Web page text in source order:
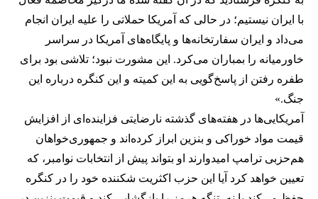
با ایران نیستیم؛ در حالی که آمریکا حملاتی را علیه ایران انجام
می‌داد و ایران سفارتخانه‌ها و پایگاه‌های آمریکا در سراسر
خاورمیانه را بمباران می‌کرد. این مشورت نبود؛ تلاشی بود برای
طفره رفتن از پاسخ‌گویی به این کمیته و این کنگره درباره این
جنگ.»
آمریکایی‌ها در هفته‌های گذشته نارضایتی فزاینده‌ای از افزایش
قیمت مواد خوراکی و بنزین ابراز کرده‌اند و جمهوری‌خواهان
هم‌حزبی ترامپ امیدوارند او بتواند پیش از انتخابات نوامبر، که
تعیین خواهد کرد آیا این حزب اکثریت شکننده خود را در کنگره